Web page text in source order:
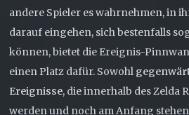
andere Spieler es wahrnehmen, in
darauf eingehen, sich bestenfalls
können, bietet die Ereignis-
einen Platz dafür. Sowohl
Ereignisse, die innerhalb des Zelda
werden und noch am Anfang